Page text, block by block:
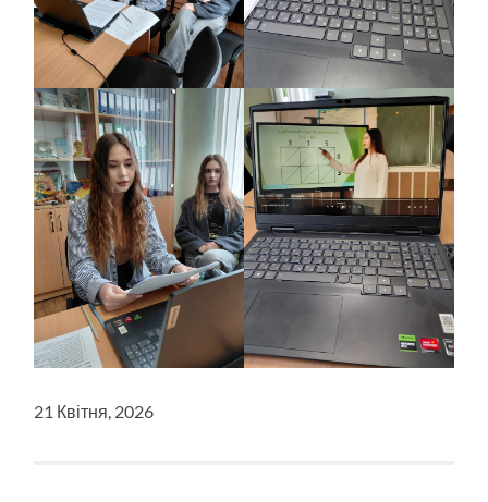
21 Квітня, 2026